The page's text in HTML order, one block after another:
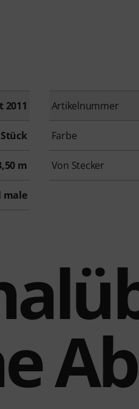
2011 Artikelnummer
Farbe
m Von Stecker
male